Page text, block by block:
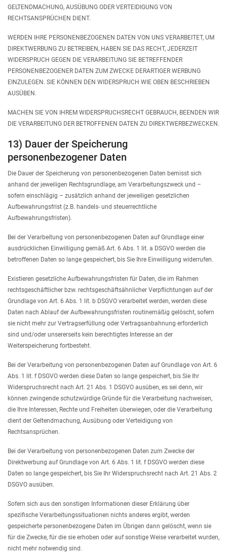
GELTENDMACHUNG, AUSÜBUNG ODER VERTEIDIGUNG VON
RECHTSANSPRÜCHEN DIENT.
WERDEN IHRE PERSONENBEZOGENEN DATEN VON UNS VERARBEITET, UM
DIREKTWERBUNG ZU BETREIBEN, HABEN SIE DAS RECHT, JEDERZEIT
WIDERSPRUCH GEGEN DIE VERARBEITUNG SIE BETREFFENDER
PERSONENBEZOGENER DATEN ZUM ZWECKE DERARTIGER WERBUNG
EINZULEGEN. SIE KÖNNEN DEN WIDERSPRUCH WIE OBEN BESCHRIEBEN
AUSÜBEN.
MACHEN SIE VON IHREM WIDERSPRUCHSRECHT GEBRAUCH, BEENDEN WIR
DIE VERARBEITUNG DER BETROFFENEN DATEN ZU DIREKTWERBEZWECKEN.
13) Dauer der Speicherung
personenbezogener Daten
Die Dauer der Speicherung von personenbezogenen Daten bemisst sich
anhand der jeweiligen Rechtsgrundlage, am Verarbeitungszweck und –
sofern einschlägig – zusätzlich anhand der jeweiligen gesetzlichen
Aufbewahrungsfrist (z.B. handels- und steuerrechtliche
Aufbewahrungsfristen).
Bei der Verarbeitung von personenbezogenen Daten auf Grundlage einer
ausdrücklichen Einwilligung gemäß Art. 6 Abs. 1 lit. a DSGVO werden die
betroffenen Daten so lange gespeichert, bis Sie Ihre Einwilligung widerrufen.
Existieren gesetzliche Aufbewahrungsfristen für Daten, die im Rahmen
rechtsgeschäftlicher bzw. rechtsgeschäftsähnlicher Verpflichtungen auf der
Grundlage von Art. 6 Abs. 1 lit. b DSGVO verarbeitet werden, werden diese
Daten nach Ablauf der Aufbewahrungsfristen routinemäßig gelöscht, sofern
sie nicht mehr zur Vertragserfüllung oder Vertragsanbahnung erforderlich
sind und/oder unsererseits kein berechtigtes Interesse an der
Weiterspeicherung fortbesteht.
Bei der Verarbeitung von personenbezogenen Daten auf Grundlage von Art. 6
Abs. 1 lit. f DSGVO werden diese Daten so lange gespeichert, bis Sie Ihr
Widerspruchsrecht nach Art. 21 Abs. 1 DSGVO ausüben, es sei denn, wir
können zwingende schutzwürdige Gründe für die Verarbeitung nachweisen,
die Ihre Interessen, Rechte und Freiheiten überwiegen, oder die Verarbeitung
dient der Geltendmachung, Ausübung oder Verteidigung von
Rechtsansprüchen.
Bei der Verarbeitung von personenbezogenen Daten zum Zwecke der
Direktwerbung auf Grundlage von Art. 6 Abs. 1 lit. f DSGVO werden diese
Daten so lange gespeichert, bis Sie Ihr Widerspruchsrecht nach Art. 21 Abs. 2
DSGVO ausüben.
Sofern sich aus den sonstigen Informationen dieser Erklärung über
spezifische Verarbeitungssituationen nichts anderes ergibt, werden
gespeicherte personenbezogene Daten im Übrigen dann gelöscht, wenn sie
für die Zwecke, für die sie erhoben oder auf sonstige Weise verarbeitet wurden,
nicht mehr notwendig sind.